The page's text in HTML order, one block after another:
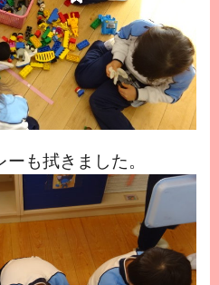
も拭きました。